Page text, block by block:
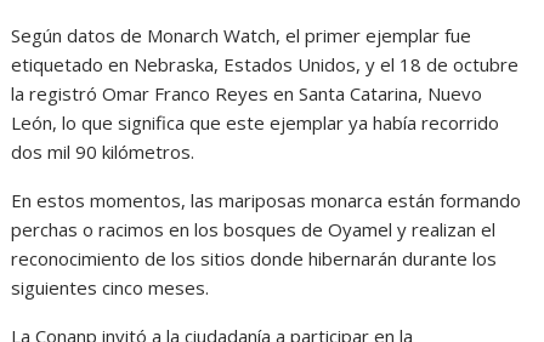
Según datos de Monarch Watch, el primer ejemplar fue
etiquetado en Nebraska, Estados Unidos, y el 18 de octubre
la registró Omar Franco Reyes en Santa Catarina, Nuevo
León, lo que significa que este ejemplar ya había recorrido
dos mil 90 kilómetros.
En estos momentos, las mariposas monarca están formando
perchas o racimos en los bosques de Oyamel y realizan el
reconocimiento de los sitios donde hibernarán durante los
siguientes cinco meses.
La Conanp invitó a la ciudadanía a participar en la